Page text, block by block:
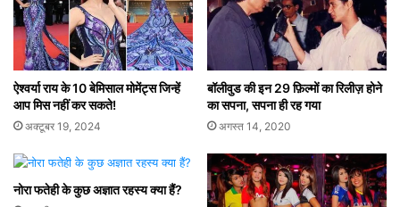
ऐश्वर्या राय के 10 बेमिसाल मोमेंट्स जिन्हें
आप मिस नहीं कर सकते!
अक्टूबर 19, 2024
बॉलीवुड की इन 29 फ़िल्मों का रिलीज़ होने
का सपना, सपना ही रह गया
अगस्त 14, 2020
नोरा फतेही के कुछ अज्ञात रहस्य क्या हैं?